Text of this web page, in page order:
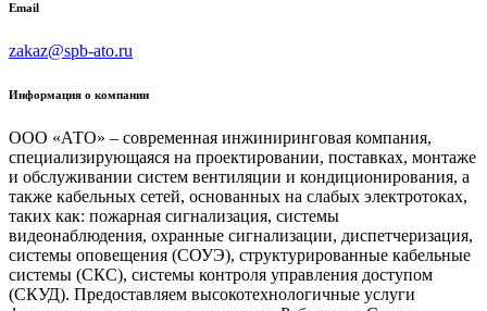
Email
zakaz@spb-ato.ru
Информация о компании
ООО «АТО» – современная инжиниринговая компания,
специализирующаяся на проектировании, поставках, монтаже
и обслуживании систем вентиляции и кондиционирования, а
также кабельных сетей, основанных на слабых электротоках,
таких как: пожарная сигнализация, системы
видеонаблюдения, охранные сигнализации, диспетчеризация,
системы оповещения (СОУЭ), структурированные кабельные
системы (СКС), системы контроля управления доступом
(СКУД). Предоставляем высокотехнологичные услуги